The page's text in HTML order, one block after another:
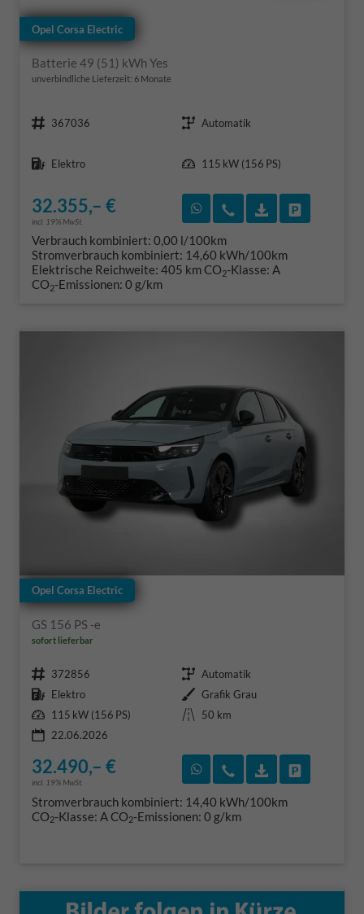
Opel Corsa Electric
Batterie 49 (51) kWh Yes
unverbindliche Lieferzeit: 6 Monate
367036
Automatik
Elektro
115 kW (156 PS)
32.355,– €
incl. 19% MwSt.
Rückruf vereinbaren
Wir rufen Sie an
Verbrauch kombiniert: 0,00 l/100km
Stromverbrauch kombiniert: 14,60 kWh/100km
Elektrische Reichweite: 405 kmCO2-Klasse: A
CO2-Emissionen: 0 g/km
Opel Corsa Electric
GS 156 PS -e
sofort lieferbar
Fahrzeugnr. 372856 Getriebe Automatik
Kraftstoff Elektro Außenfarbe Grafik Grau
Leistung 115 kW (156 PS) Kilometerstand
50 km
22.06.2026
32.490,– €
incl. 19% MwSt.
Rückruf vereinbaren
Wir rufen Sie an
Stromverbrauch kombiniert: 14,40 kWh/100km
CO2-Klasse: A CO2-Emissionen: 0 g/km